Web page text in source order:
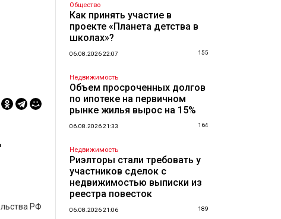
РФ
Общество
Как принять участие в
проекте «Планета детства в
школах»?
06.08.2026 22:07 155
Недвижимость
Объем просроченных долгов
по ипотеке на первичном
рынке жилья вырос на 15%
06.08.2026 21:33 164
Недвижимость
Риэлторы стали требовать у
участников сделок с
недвижимостью выписки из
реестра повесток
06.08.2026 21:06 189